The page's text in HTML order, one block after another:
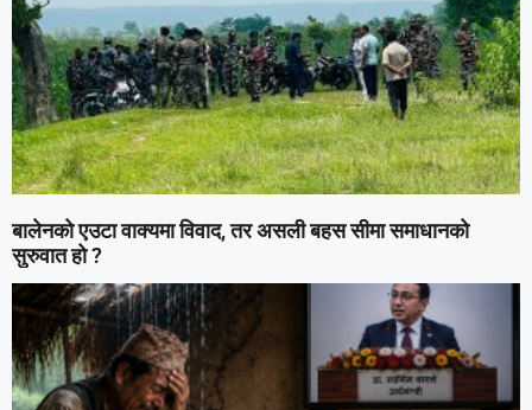
बालेनको एउटा वाक्यमा विवाद, तर असली बहस सीमा समाधानको
सुरुवात हो ?